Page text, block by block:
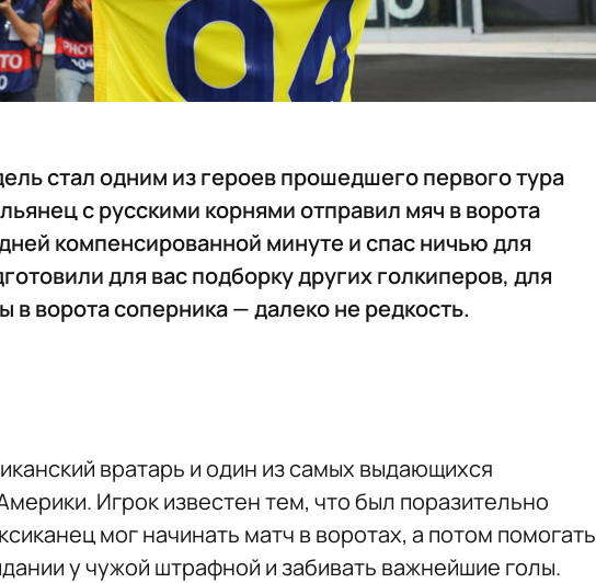
стал одним из героев прошедшего первого тура
с русскими корнями отправил мяч в ворота
компенсированной минуте и спас ничью для
для вас подборку других голкиперов, для
в ворота соперника — далеко не редкость.
вратарь и один из самых выдающихся
Игрок известен тем, что был поразительно
мог начинать матч в воротах, а потом помогать
у чужой штрафной и забивать важнейшие голы.